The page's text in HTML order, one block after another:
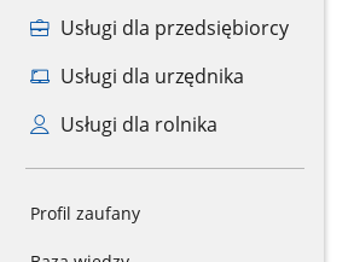
Usługi dla przedsiębiorcy
Usługi dla urzędnika
Usługi dla rolnika
Profil zaufany